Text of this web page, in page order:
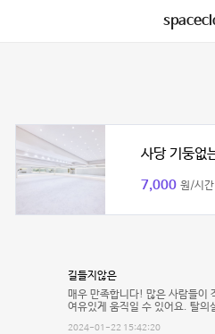
사당 기둥없
7,000 원/시간
길들지않은
매우 만족합니다! 많은 사람들이
여유있게 움직일 수 있어요. 탈의
2024-01-22 15:42:20